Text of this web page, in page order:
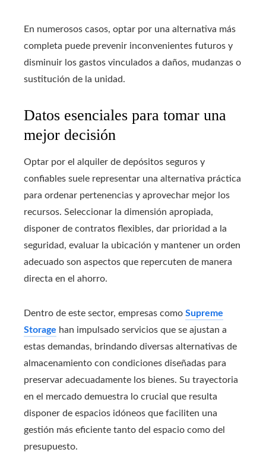
En numerosos casos, optar por una alternativa más
completa puede prevenir inconvenientes futuros y
disminuir los gastos vinculados a daños, mudanzas o
sustitución de la unidad.
Datos esenciales para tomar una
mejor decisión
Optar por el alquiler de depósitos seguros y
confiables suele representar una alternativa práctica
para ordenar pertenencias y aprovechar mejor los
recursos. Seleccionar la dimensión apropiada,
disponer de contratos flexibles, dar prioridad a la
seguridad, evaluar la ubicación y mantener un orden
adecuado son aspectos que repercuten de manera
directa en el ahorro.
Dentro de este sector, empresas como Supreme
Storage han impulsado servicios que se ajustan a
estas demandas, brindando diversas alternativas de
almacenamiento con condiciones diseñadas para
preservar adecuadamente los bienes. Su trayectoria
en el mercado demuestra lo crucial que resulta
disponer de espacios idóneos que faciliten una
gestión más eficiente tanto del espacio como del
presupuesto.